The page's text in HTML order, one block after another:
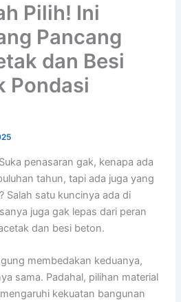
Pilih! Ini
Pancang
dan Besi
Pondasi
penasaran gak, kenapa ada
tahun, tapi ada juga yang
Salah satu kuncinya ada di
juga gak lepas dari peran
dan besi beton.
membedakan keduanya,
sama. Padahal, pilihan material
kekuatan bangunan